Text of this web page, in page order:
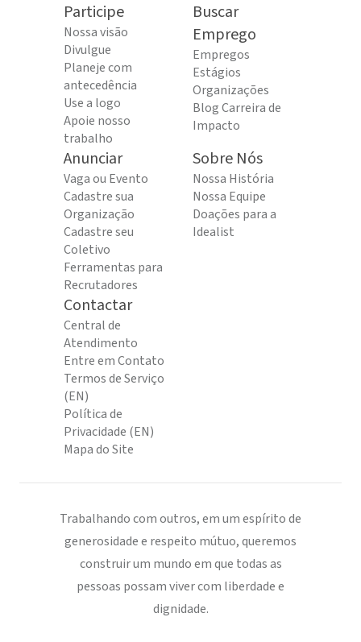
Participe
Nossa visão
Divulgue
Planeje com
antecedência
Use a logo
Apoie nosso
trabalho
Buscar
Emprego
Empregos
Estágios
Organizações
Blog Carreira de
Impacto
Anunciar
Vaga ou Evento
Cadastre sua
Organização
Cadastre seu
Coletivo
Ferramentas para
Recrutadores
Sobre Nós
Nossa História
Nossa Equipe
Doações para a
Idealist
Contactar
Central de
Atendimento
Entre em Contato
Termos de Serviço
(EN)
Política de
Privacidade (EN)
Mapa do Site
Trabalhando com outros, em um espírito de
generosidade e respeito mútuo, queremos
construir um mundo em que todas as
pessoas possam viver com liberdade e
dignidade.